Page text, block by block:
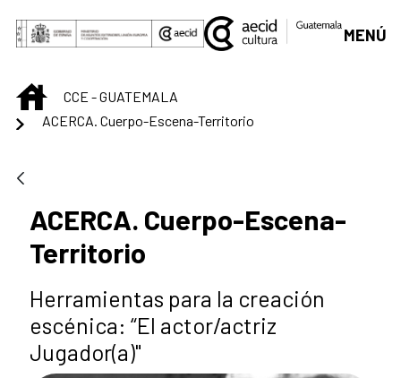
Saltar al contenido principal
MENÚ
INICIOCCE - GUATEMALA
ACERCA. Cuerpo-Escena-Territorio
ACERCA. Cuerpo-Escena-
Territorio
Herramientas para la creación
escénica: “El actor/actriz
Jugador(a)"